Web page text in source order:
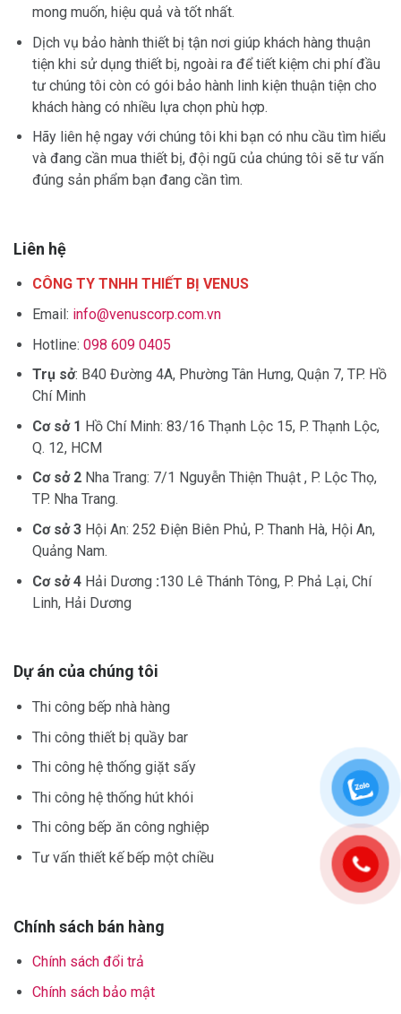
mong muốn, hiệu quả và tốt nhất.
Dịch vụ bảo hành thiết bị tận nơi giúp khách hàng thuận
tiện khi sử dụng thiết bị, ngoài ra để tiết kiệm chi phí đầu
tư chúng tôi còn có gói bảo hành linh kiện thuận tiện cho
khách hàng có nhiều lựa chọn phù hợp.
Hãy liên hệ ngay với chúng tôi khi bạn có nhu cầu tìm hiểu
và đang cần mua thiết bị, đội ngũ của chúng tôi sẽ tư vấn
đúng sản phẩm bạn đang cần tìm.
Liên hệ
CÔNG TY TNHH THIẾT BỊ VENUS
Email: info@venuscorp.com.vn
Hotline: 098 609 0405
Trụ sở: B40 Đường 4A, Phường Tân Hưng, Quận 7, TP. Hồ
Chí Minh
Cơ sở 1 Hồ Chí Minh: 83/16 Thạnh Lộc 15, P. Thạnh Lộc,
Q. 12, HCM
Cơ sở 2Nha Trang: 7/1 Nguyễn Thiện Thuật , P. Lộc Thọ,
TP. Nha Trang.
Cơ sở 3Hội An: 252 Điện Biên Phủ, P. Thanh Hà, Hội An,
Quảng Nam.
Cơ sở 4 Hải Dương :130 Lê Thánh Tông, P. Phả Lại, Chí
Linh, Hải Dương
Dự án của chúng tôi
Thi công bếp nhà hàng
Thi công thiết bị quầy bar
Thi công hệ thống giặt sấy
Thi công hệ thống hút khói
Thi công bếp ăn công nghiệp
Tư vấn thiết kế bếp một chiều
Chính sách bán hàng
Chính sách đổi trả
Chính sách bảo mật